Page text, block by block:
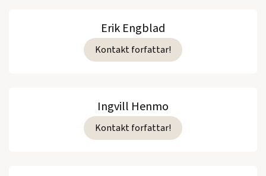
Erik Engblad
Kontakt forfattar!
Ingvill Henmo
Kontakt forfattar!